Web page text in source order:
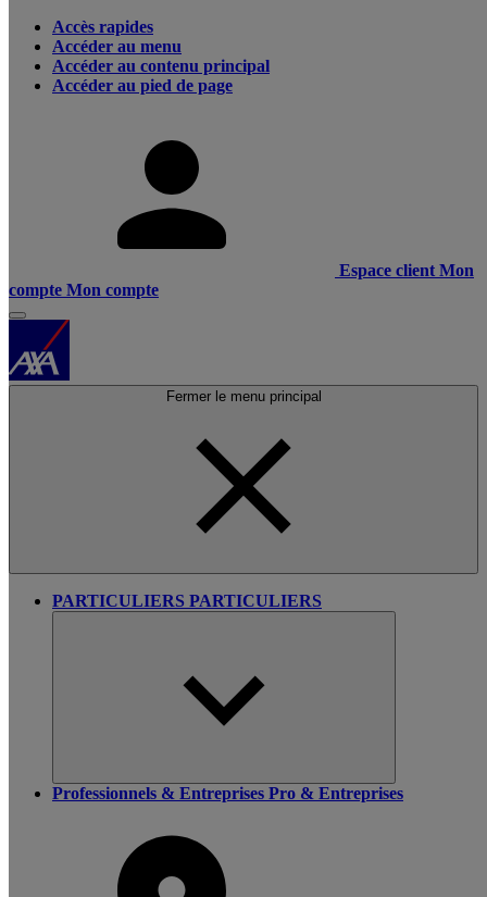
Accès rapides
Accéder au menu
Accéder au contenu principal
Accéder au pied de page
Espace client Mon
compte Mon compte
Fermer le menu principal
PARTICULIERS PARTICULIERS
Professionnels & Entreprises Pro & Entreprises